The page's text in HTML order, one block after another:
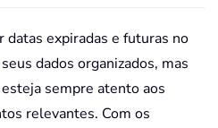
datas expiradas e futuras no
dados organizados, mas
sempre atento aos
relevantes. Com os